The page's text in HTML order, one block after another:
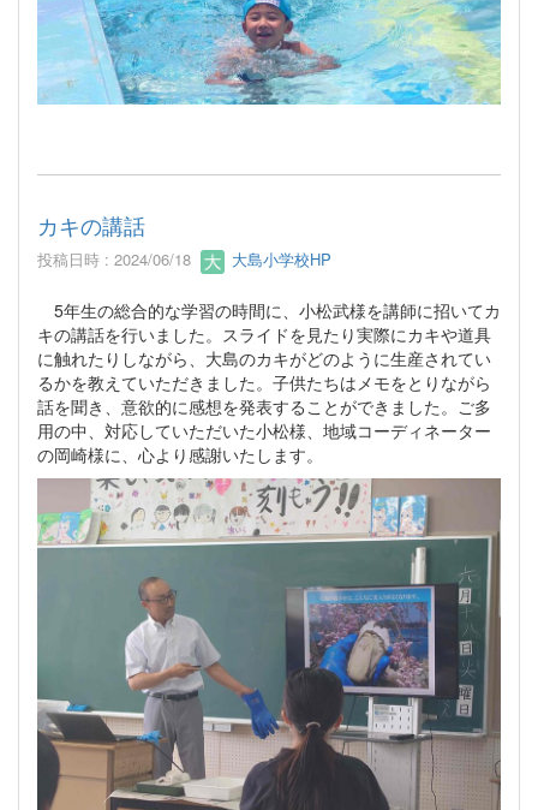
カキの講話
投稿日時 : 2024/06/18 大島小学校HP
5年生の総合的な学習の時間に、小松武様を講師に招いてカ
キの講話を行いました。スライドを見たり実際にカキや道具
に触れたりしながら、大島のカキがどのように生産されてい
るかを教えていただきました。子供たちはメモをとりながら
話を聞き、意欲的に感想を発表することができました。ご多
用の中、対応していただいた小松様、地域コーディネーター
の岡崎様に、心より感謝いたします。